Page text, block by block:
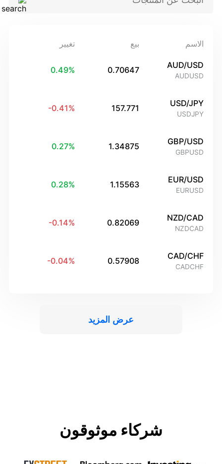
الاسم بيع تغيير
AUD/USD
AUDUSD
0.70647
0.49%
USD/JPY
USDJPY
157.771
-0.41%
GBP/USD
GBPUSD
1.34875
0.27%
EUR/USD
EURUSD
1.15563
0.28%
NZD/CAD
NZDCAD
0.82069
-0.14%
CAD/CHF
CADCHF
0.57908
-0.04%
عرض المزيد
شركاء موثوقون